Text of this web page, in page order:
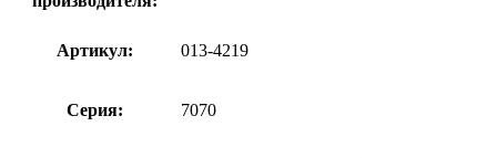
Артикул: 013-4219
Серия: 7070